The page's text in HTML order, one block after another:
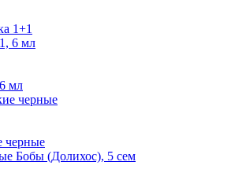
1+1
мл
черные